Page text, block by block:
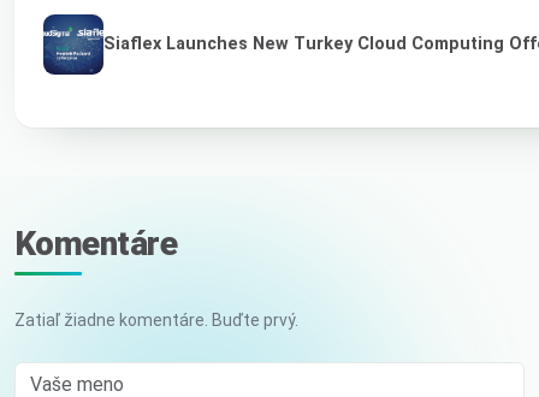
Siaflex Launches New Turkey Cloud Computing
Komentáre
Zatiaľ žiadne komentáre. Buďte prvý.
Vaše meno